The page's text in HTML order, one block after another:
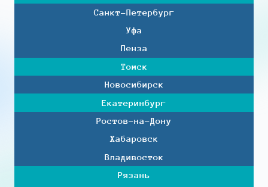
Санкт-Петербург
Уфа
Пенза
Томск
Новосибирск
Екатеринбург
Ростов-на-Дону
Хабаровск
Владивосток
Рязань